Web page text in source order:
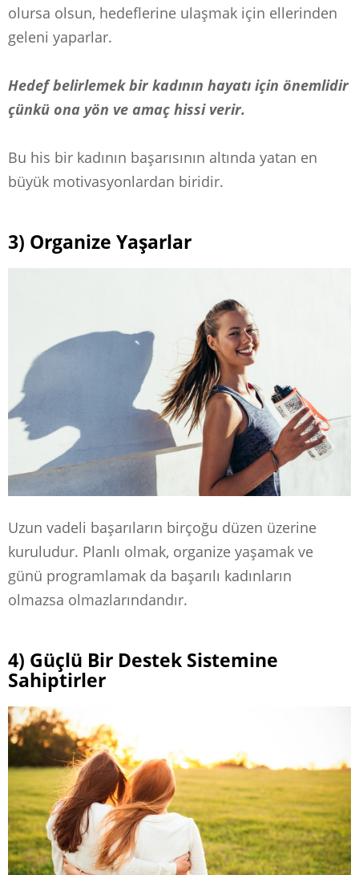
olursa olsun, hedeflerine ulaşmak için ellerinden
geleni yaparlar.
Hedef belirlemek bir kadının hayatı için önemlidir
çünkü ona yön ve amaç hissi verir.
Bu his bir kadının başarısının altında yatan en
büyük motivasyonlardan biridir.
3) Organize Yaşarlar
Uzun vadeli başarıların birçoğu düzen üzerine
kuruludur. Planlı olmak, organize yaşamak ve
günü programlamak da başarılı kadınların
olmazsa olmazlarındandır.
4) Güçlü Bir Destek Sistemine
Sahiptirler